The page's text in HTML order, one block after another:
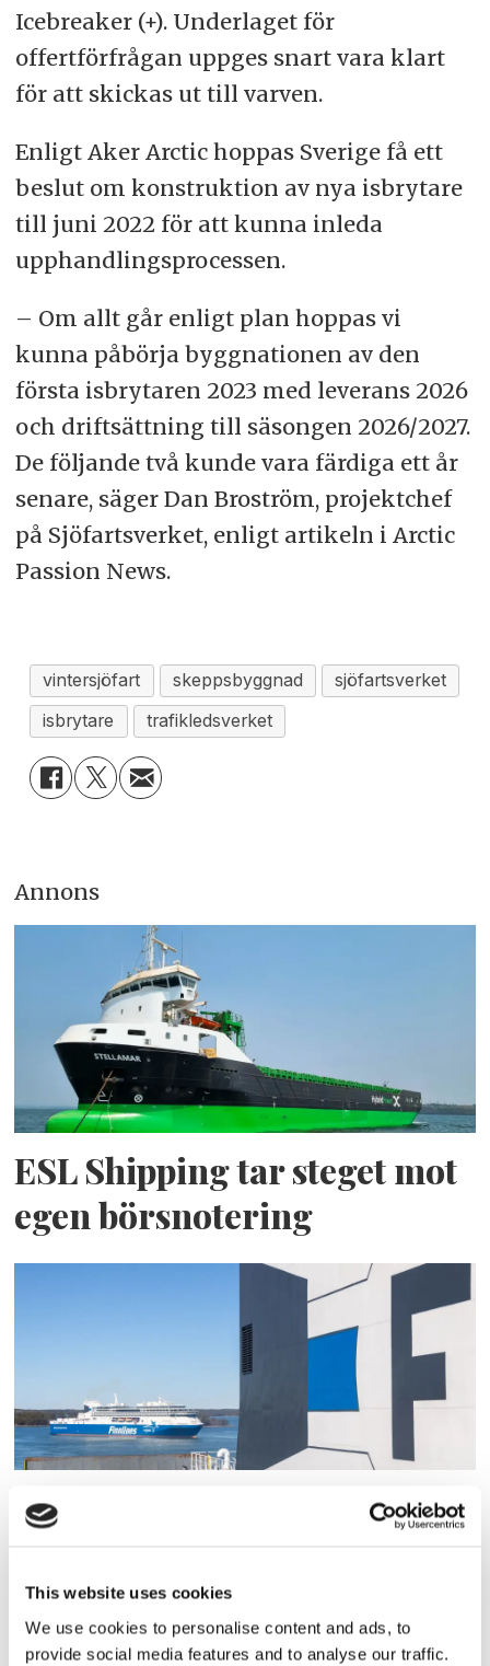
This website uses cookies
We use cookies to personalise content and ads, to
provide social media features and to analyse our traffic.
Icebreaker (+). Underlaget för
offertförfrågan uppges snart vara klart
för att skickas ut till varven.
Enligt Aker Arctic hoppas Sverige få ett
beslut om konstruktion av nya isbrytare
till juni 2022 för att kunna inleda
upphandlingsprocessen.
– Om allt går enligt plan hoppas vi
kunna påbörja byggnationen av den
första isbrytaren 2023 med leverans 2026
och driftsättning till säsongen 2026/2027.
De följande två kunde vara färdiga ett år
senare, säger Dan Broström, projektchef
på Sjöfartsverket, enligt artikeln i Arctic
Passion News.
vintersjöfart skeppsbyggnad
sjöfartsverket
isbrytare
trafikledsverket
Annons
ESL Shipping tar steget mot
egen börsnotering
Finnlines ökar vinsten trots